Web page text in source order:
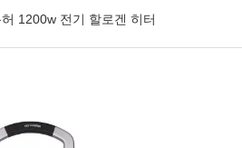
1200w 전기 할로겐 히터